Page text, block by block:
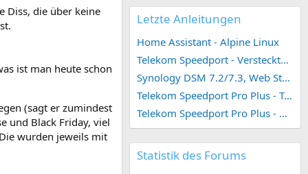
Diss, die über keine
ist man heute schon
(sagt er zumindest
und Black Friday, viel
wurden jeweils mit
Letzte Anleitungen
Home Assistant - Alpine Linux
Telekom Speedport - Versteckte Konfigurationen
Synology DSM 7.2/7.3, Web Station 4, Webdienst und Webportal erstellen (ehemals vHost)
Telekom Speedport Pro Plus - Telefonie einrichten
Telekom Speedport Pro Plus - Netzwerk einrichten
Statistik des Forums